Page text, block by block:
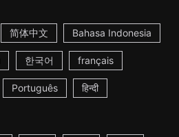
简体中文 Bahasa Indonesia
한국어 français
Português हिन्दी